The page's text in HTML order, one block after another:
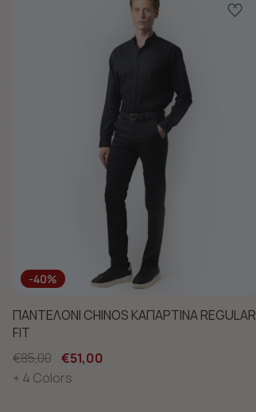
-40%
ΠΑΝΤΕΛΟΝΙ CHINOS ΚΑΠΑΡΤΙΝΑ REGULAR
FIT
€85,00 €51,00
+ 4 Colors